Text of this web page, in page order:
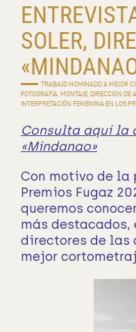
SOLER,
TRABAJO NOMINADO A MEJOR
FOTOGRAFÍA, MONTAJE, DIRECCIÓN DE
INTERPRETACIÓN FEMENINA EN LOS
Consulta aquí la
«Mindanao»
Con motivo de
Premios Fugaz
queremos
más
directores de las
mejor